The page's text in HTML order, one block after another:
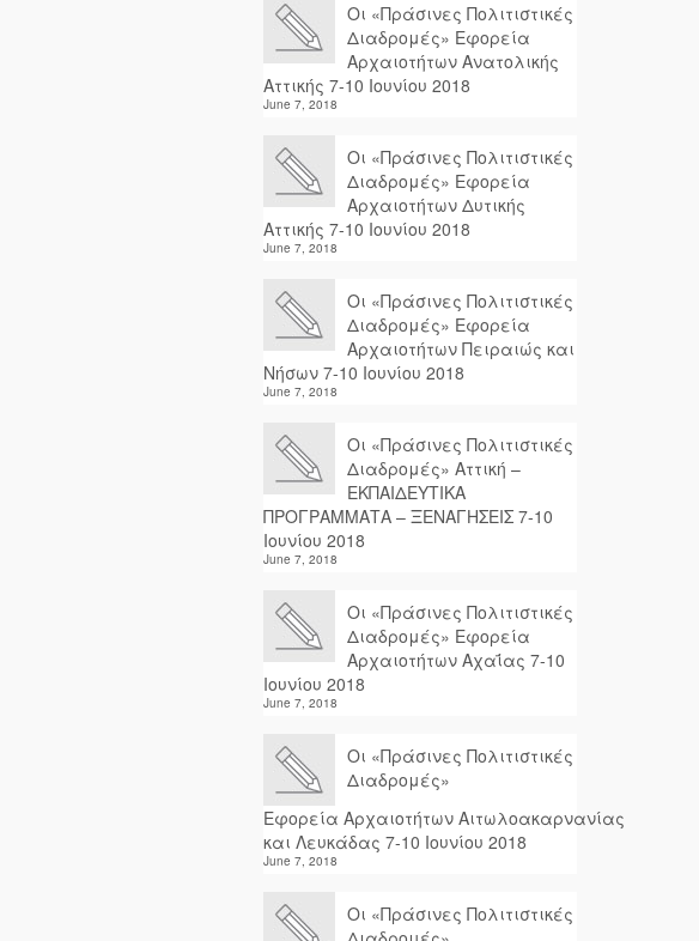
Οι «Πράσινες Πολιτιστικές
Διαδρομές» Εφορεία
Αρχαιοτήτων Ανατολικής
Αττικής 7-10 Ιουνίου 2018
June 7, 2018
Οι «Πράσινες Πολιτιστικές
Διαδρομές» Εφορεία
Αρχαιοτήτων Δυτικής
Αττικής 7-10 Ιουνίου 2018
June 7, 2018
Οι «Πράσινες Πολιτιστικές
Διαδρομές» Εφορεία
Αρχαιοτήτων Πειραιώς και
Νήσων 7-10 Ιουνίου 2018
June 7, 2018
Οι «Πράσινες Πολιτιστικές
Διαδρομές» Αττική –
ΕΚΠΑΙΔΕΥΤΙΚΑ
ΠΡΟΓΡΑΜΜΑΤΑ – ΞΕΝΑΓΗΣΕΙΣ 7-10
Ιουνίου 2018
June 7, 2018
Οι «Πράσινες Πολιτιστικές
Διαδρομές» Εφορεία
Αρχαιοτήτων Αχαΐας 7-10
Ιουνίου 2018
June 7, 2018
Οι «Πράσινες Πολιτιστικές
Διαδρομές»
Εφορεία Αρχαιοτήτων Αιτωλοακαρνανίας
και Λευκάδας 7-10 Ιουνίου 2018
June 7, 2018
Οι «Πράσινες Πολιτιστικές